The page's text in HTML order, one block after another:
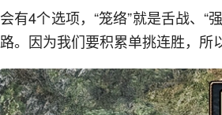
会有4个选项，“笼络”就是舌战、“
路。因为我们要积累单挑连胜，所